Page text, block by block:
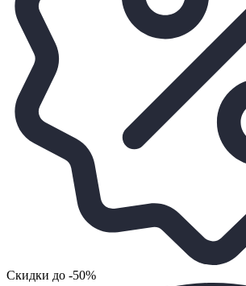
Cкидки до -50%